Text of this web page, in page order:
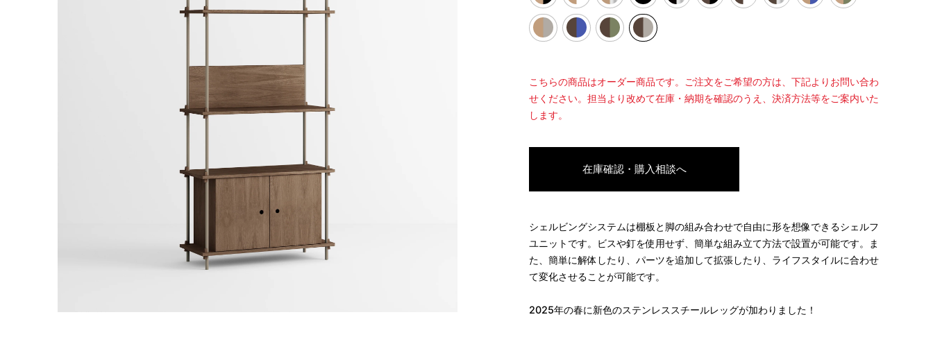
こちらの商品はオーダー商品です。ご注文をご希望の方は、下記よりお問い合わ
せください。担当より改めて在庫・納期を確認のうえ、決済方法等をご案内いた
します。
在庫確認・購入相談へ
シェルビングシステムは棚板と脚の組み合わせで自由に形を想像できるシェルフ
ユニットです。ビスや釘を使用せず、簡単な組み立て方法で設置が可能です。ま
た、簡単に解体したり、パーツを追加して拡張したり、ライフスタイルに合わせ
て変化させることが可能です。
2025年の春に新色のステンレススチールレッグが加わりました！